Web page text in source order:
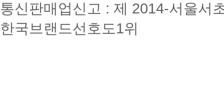
통신판매업신고 : 제 2014-서울서
한국브랜드선호도1위